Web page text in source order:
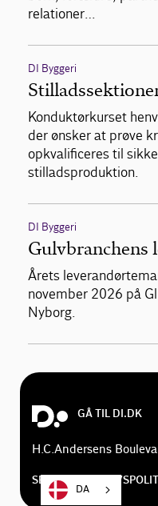
relationer…
DI Byggeri
Konduktørkurset
der ønsker at prøve
opkvalificeres til
stilladsproduktion.
DI Byggeri
Gulvbranchens
Årets
november 2026 på
Nyborg.
GÅ TIL DI.DK
H.C.Andersens
SE DI'S
DA